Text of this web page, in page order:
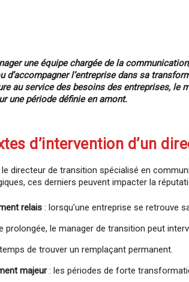
une équipe chargée de la
d’accompagner l’entreprise dans sa
au service des besoins des entreprises, le
une période définie en amont.
d’intervention d’un
le directeur de transition spécialisé en
ces derniers peuvent impacter la
relais : lorsqu’une entreprise se retrouve
prolongée, le manager de transition peut
de trouver un remplaçant permanent.
majeur: les périodes de forte